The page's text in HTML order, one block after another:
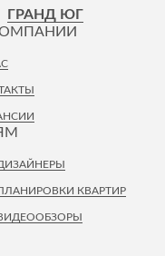
ГРАНД ЮГ
КВАРТИР